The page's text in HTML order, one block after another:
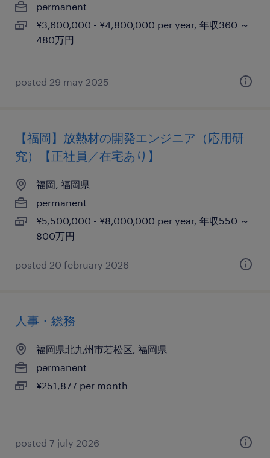
permanent
¥3,600,000 - ¥4,800,000 per year, 年収360 ～
480万円
posted 29 may 2025
【福岡】放熱材の開発エンジニア（応用研
究）【正社員／在宅あり】
福岡, 福岡県
permanent
¥5,500,000 - ¥8,000,000 per year, 年収550 ～
800万円
posted 20 february 2026
人事・総務
福岡県北九州市若松区, 福岡県
permanent
¥251,877 per month
posted 7 july 2026